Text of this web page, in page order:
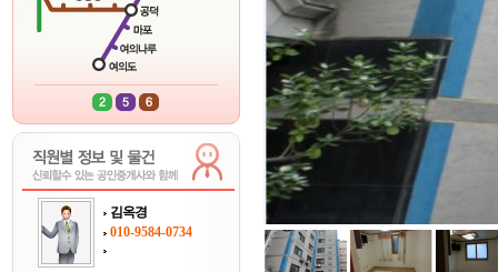
김옥경
010-9584-0734